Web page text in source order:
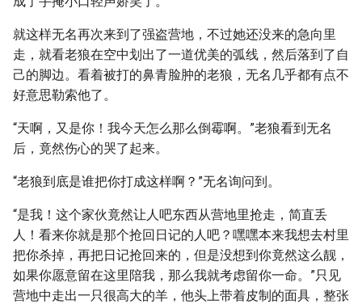
就这样无名再次来到了强盗营地，不过她还没来的急向里
走，就看老狼在空中划出了一道优美的弧线，然后落到了自
己的脚边。看着被打的鼻青脸肿的老狼，无名几乎都有点不
好意思勒索他了。
“天啊，又是你！我今天怎么那么倒霉啊。”老狼看到无名
后，竟然伤心的哭了起来。
“老狼到底是谁把你打成这样啊？”无名询问到。
“是我！这个家伙竟然让人吧东西从营地里抢走，简直丢
人！看来你就是那个抢回日记的人吧？嘿嘿本来我想去村里
把你杀掉，再把日记抢回来的，但是没想到你竟然这么靓，
如果你愿意留在这里陪我，那么我就考虑留你一命。”只见
营地中走出一只很高大的羊，他头上带着皮制的面具，整张